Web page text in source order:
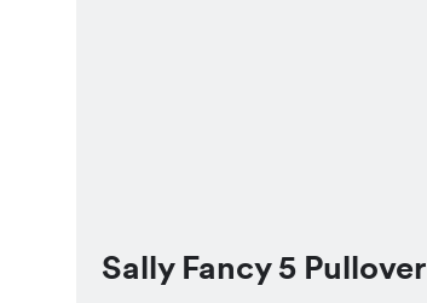
Sally Fancy 5 Pullover